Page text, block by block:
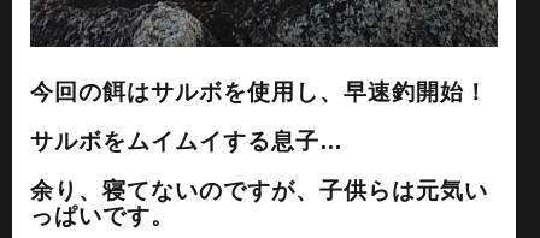
今回の餌はサルボを使用し、早速釣開始！
サルボをムイムイする息子…
余り、寝てないのですが、子供らは元気い
っぱいです。